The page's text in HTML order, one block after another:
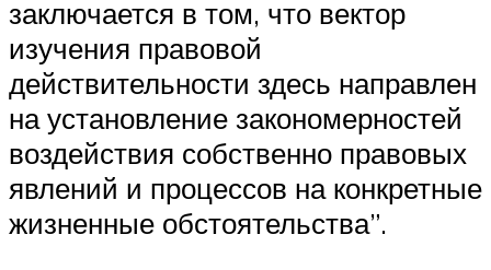
заключается в том, что вектор
изучения правовой
действительности здесь направлен
на установление закономерностей
воздействия собственно правовых
явлений и процессов на конкретные
жизненные обстоятельства”.